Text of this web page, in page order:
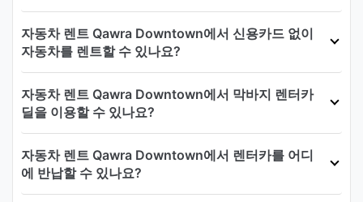
자동차 렌트 Qawra Downtown에서 신용카드 없이
자동차를 렌트할 수 있나요?
자동차 렌트 Qawra Downtown에서 막바지 렌터카
딜을 이용할 수 있나요?
자동차 렌트 Qawra Downtown에서 렌터카를 어디
에 반납할 수 있나요?